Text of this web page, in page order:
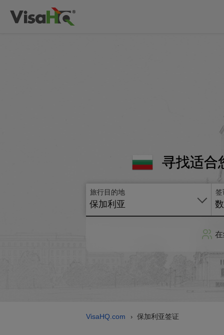
寻找适合
旅行目的地
保加利亚
签
VisaHQ.com › 保加利亚签证